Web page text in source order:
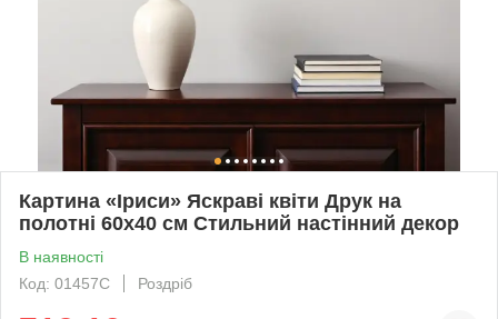
Картина «Іриси» Яскраві квіти Друк на
полотні 60х40 см Стильний настінний декор
В наявності
Код: 01457С
Роздріб